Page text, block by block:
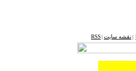
نقشه ‌سایت RSS